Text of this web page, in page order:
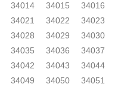
34014 34015
34016
34021 34022
34023
34028 34029
34030
34035 34036
34037
34042 34043
34044
34049 34050
34051